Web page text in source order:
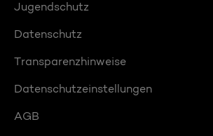
Jugendschutz
Datenschutz
Transparenzhinweise
Datenschutzeinstellungen
AGB